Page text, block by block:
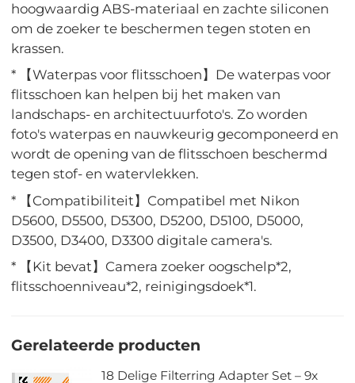
hoogwaardig ABS-materiaal en zachte siliconen
om de zoeker te beschermen tegen stoten en
krassen.
* 【Waterpas voor flitsschoen】De waterpas voor
flitsschoen kan helpen bij het maken van
landschaps- en architectuurfoto's. Zo worden
foto's waterpas en nauwkeurig gecomponeerd en
wordt de opening van de flitsschoen beschermd
tegen stof- en watervlekken.
* 【Compatibiliteit】Compatibel met Nikon
D5600, D5500, D5300, D5200, D5100, D5000,
D3500, D3400, D3300 digitale camera's.
* 【Kit bevat】Camera zoeker oogschelp*2,
flitsschoenniveau*2, reinigingsdoek*1.
Gerelateerde producten
18 Delige Filterring Adapter Set – 9x